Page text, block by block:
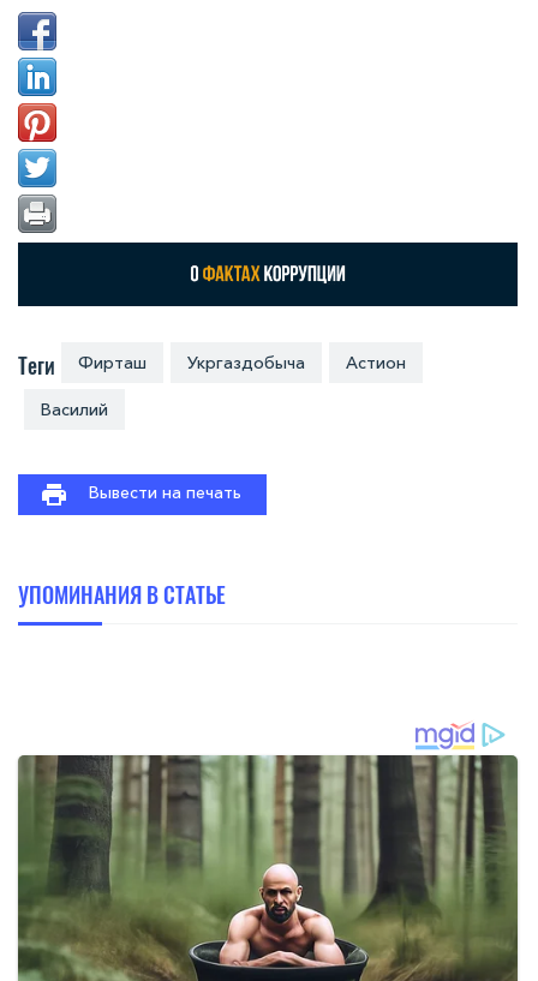
Теги Фирташ Укргаздобыча Астион
Василий
Вывести на печать
УПОМИНАНИЯ В СТАТЬЕ